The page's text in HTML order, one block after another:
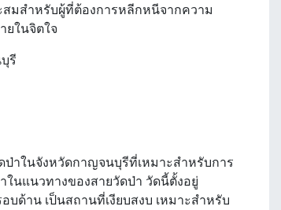
สมสำหรับผู้ที่ต้องการหลีกหนีจากความ
ยในจิตใจ
รี
าในจังหวัดกาญจนบุรีที่เหมาะสำหรับการ
นแนวทางของสายวัดป่า วัดนี้ตั้งอยู่
ด้าน เป็นสถานที่เงียบสงบ เหมาะสำหรับ